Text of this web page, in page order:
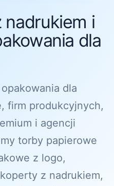
nadrukiem i
dla
dla
firm produkcyjnych,
i agencji
torby papierowe
z logo,
z nadrukiem,